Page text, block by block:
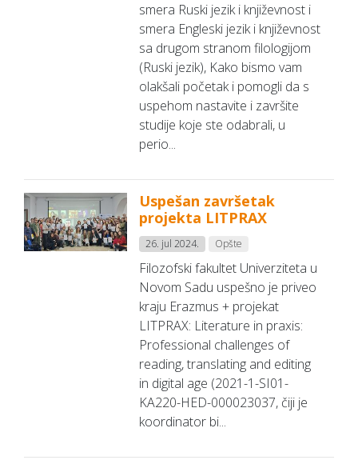
smera Ruski jezik i književnost i
smera Engleski jezik i književnost
sa drugom stranom filologijom
(Ruski jezik), Kako bismo vam
olakšali početak i pomogli da s
uspehom nastavite i završite
studije koje ste odabrali, u
perio...
Uspešan završetak
projekta LITPRAX
26. jul 2024. Opšte
Filozofski fakultet Univerziteta u
Novom Sadu uspešno je priveo
kraju Erazmus + projekat
LITPRAX: Literature in praxis:
Professional challenges of
reading, translating and editing
in digital age (2021-1-SI01-
KA220-HED-000023037, čiji je
koordinator bi...